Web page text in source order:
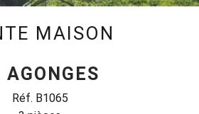
MAISON
AGONGES
Réf. B1065